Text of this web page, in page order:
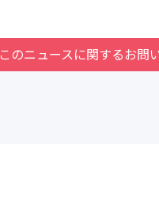
このニュースに関するお問